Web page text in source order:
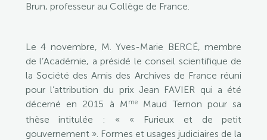
Brun, professeur au Collège de France.
Le 4 novembre, M. Yves-Marie BERCÉ, membre
de l’Académie, a présidé le conseil scientifique de
la Société des Amis des Archives de France réuni
pour l’attribution du prix Jean FAVIER qui a été
décerné en 2015 à Mme
Maud Ternon pour sa
thèse intitulée : « « Furieux et de petit
gouvernement ». Formes et usages judiciaires de la